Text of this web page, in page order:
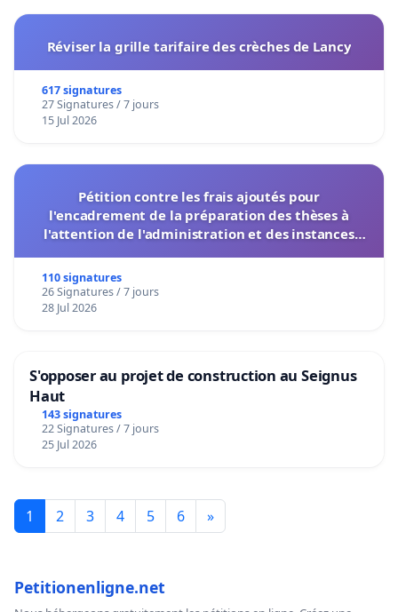
Réviser la grille tarifaire des crèches de Lancy
617 signatures
27 Signatures / 7 jours
15 Jul 2026
Pétition contre les frais ajoutés pour
l'encadrement de la préparation des thèses à
l'attention de l'administration et des instances
110 signatures
26 Signatures / 7 jours
28 Jul 2026
S'opposer au projet de construction au Seignus
Haut
143 signatures
22 Signatures / 7 jours
25 Jul 2026
1 2 3 4 5 6 »
Petitionenligne.net